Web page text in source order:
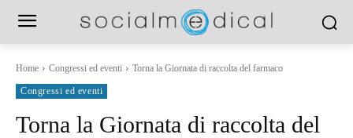
Home Congressi ed eventi Torna la Giornata di raccolta del farmaco
Congressi ed eventi
Torna la Giornata di raccolta del